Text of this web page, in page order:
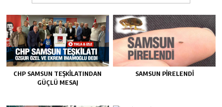
CHP SAMSUN TEŞKILATINDAN
GÜÇLÜ MESAJ
SAMSUN PIRELENDI